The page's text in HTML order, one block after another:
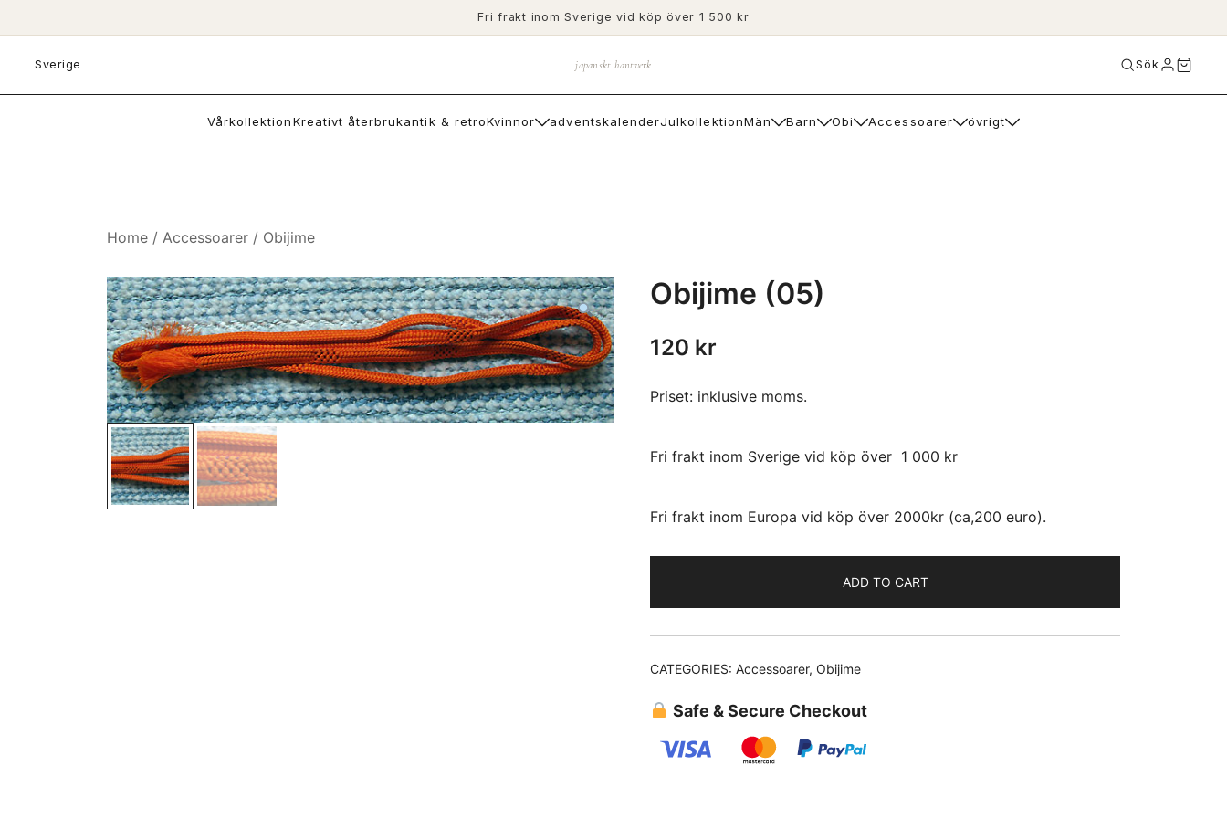
to
content
Fri frakt inom Sverige vid köp över 1 500 kr
Sverige japanskt hantverk Sök
VårkollektionKreativt återbrukantik & retroKvinnor adventskalenderJulkollektionMän Barn Obi Accessoarer övrigt
Home / Accessoarer / Obijime
Obijime (05)
120 kr
Priset: inklusive moms.
Fri frakt inom Sverige vid köp över 1 000 kr
Fri frakt inom Europa vid köp över 2000kr (ca,200 euro).
ADD TO CART
CATEGORIES: Accessoarer, Obijime
Safe & Secure Checkout